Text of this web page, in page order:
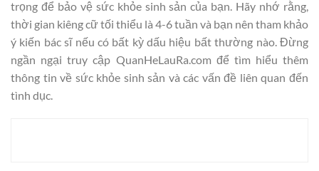
trọng để bảo vệ sức khỏe sinh sản của bạn. Hãy nhớ rằng,
thời gian kiêng cữ tối thiểu là 4-6 tuần và bạn nên tham khảo
ý kiến bác sĩ nếu có bất kỳ dấu hiệu bất thường nào. Đừng
ngần ngại truy cập QuanHeLauRa.com để tìm hiểu thêm
thông tin về sức khỏe sinh sản và các vấn đề liên quan đến
tình dục.